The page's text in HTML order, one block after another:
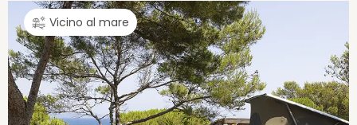
Vicino al mare